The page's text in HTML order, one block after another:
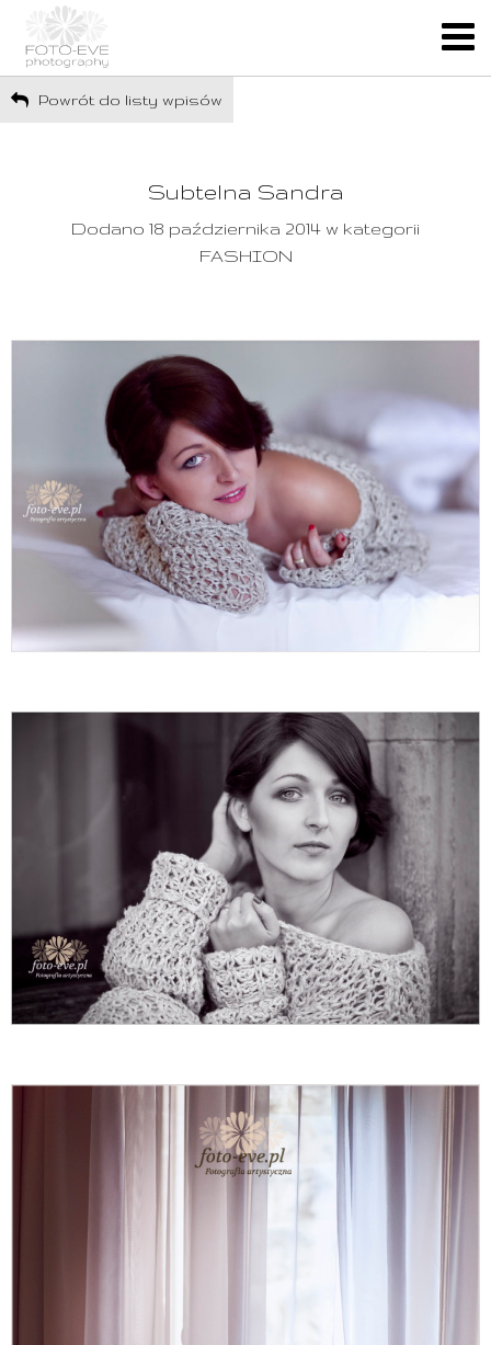
Powrót do listy wpisów
Subtelna Sandra
Dodano 18 października 2014 w kategorii
FASHION